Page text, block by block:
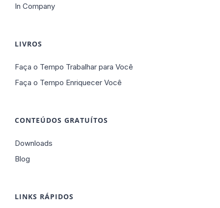
In Company
LIVROS
Faça o Tempo Trabalhar para Você
Faça o Tempo Enriquecer Você
CONTEÚDOS GRATUÍTOS
Downloads
Blog
LINKS RÁPIDOS